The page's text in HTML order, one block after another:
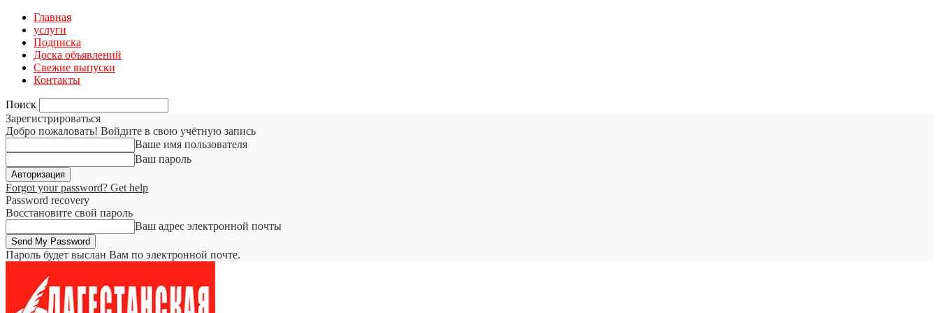
Главная
услуги
Подписка
Доска объявлений
Свежие выпуски
Контакты
Поиск
Зарегистрироваться
Добро пожаловать! Войдите в свою учётную запись
Ваше имя пользователя
Ваш пароль
Forgot your password? Get help
Password recovery
Восстановите свой пароль
Ваш адрес электронной почты
Пароль будет выслан Вам по электронной почте.